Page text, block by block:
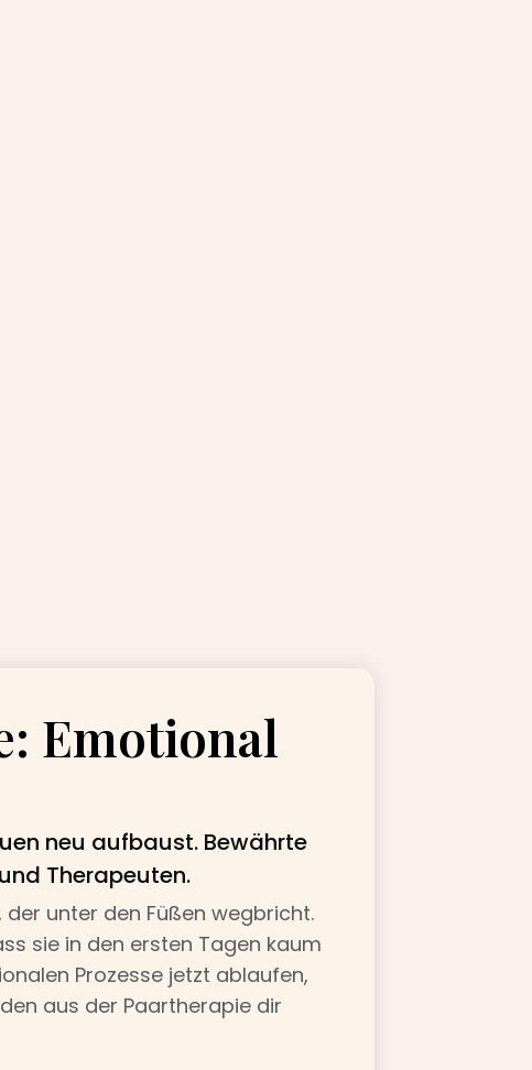
Emotional
neu aufbaust. Bewährte
Therapeuten.
unter den Füßen wegbricht.
sie in den ersten Tagen kaum
Prozesse jetzt ablaufen,
aus der Paartherapie dir